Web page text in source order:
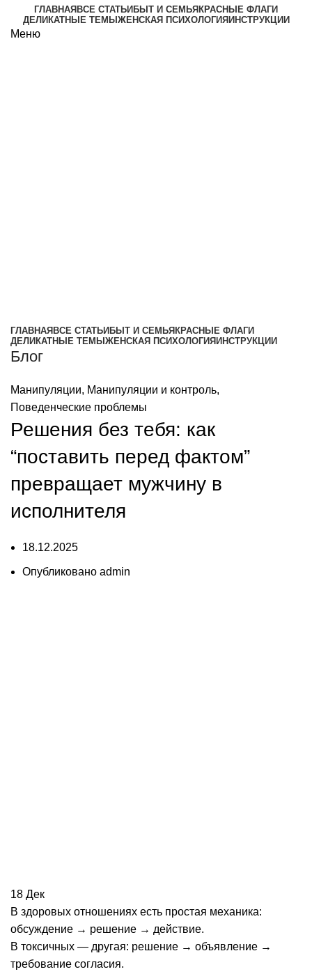
ГЛАВНАЯ ВСЕ СТАТЬИ БЫТ И СЕМЬЯ КРАСНЫЕ ФЛАГИ
ДЕЛИКАТНЫЕ ТЕМЫ ЖЕНСКАЯ ПСИХОЛОГИЯ ИНСТРУКЦИИ
Меню
ГЛАВНАЯ ВСЕ СТАТЬИ БЫТ И СЕМЬЯ КРАСНЫЕ ФЛАГИ
ДЕЛИКАТНЫЕ ТЕМЫ ЖЕНСКАЯ ПСИХОЛОГИЯ ИНСТРУКЦИИ
Блог
Манипуляции, Манипуляции и контроль,
Поведенческие проблемы
Решения без тебя: как
“поставить перед фактом”
превращает мужчину в
исполнителя
18.12.2025
Опубликовано admin
18 Дек
В здоровых отношениях есть простая механика:
обсуждение → решение → действие.
В токсичных — другая: решение → объявление →
требование согласия.